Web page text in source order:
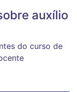
auxílio
do curso de